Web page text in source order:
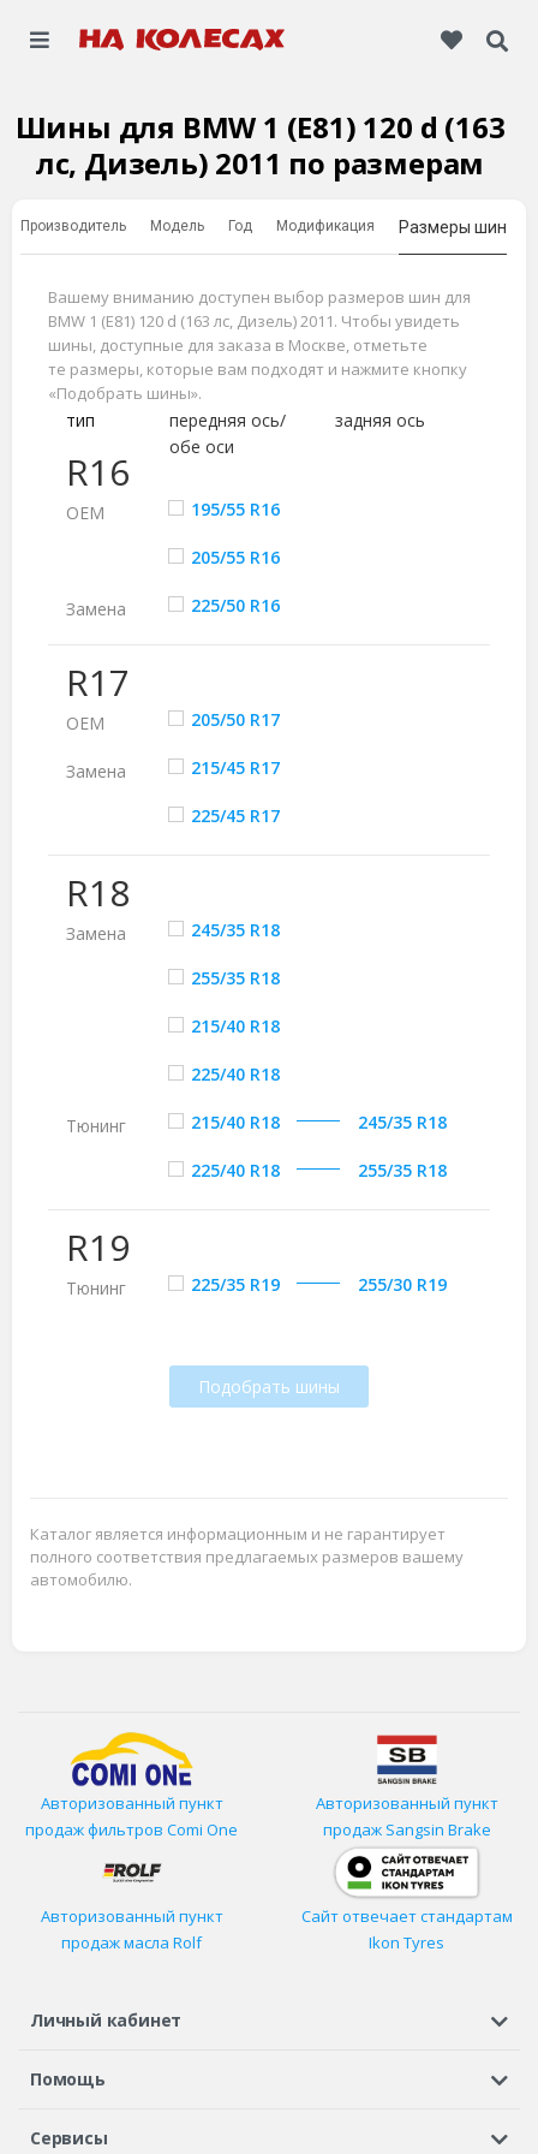
Шины для BMW 1 (E81) 120 d (163
лс, Дизель) 2011 по размерам
Производитель Модель Год Модификация Размеры шин
Вашему вниманию доступен выбор размеров шин для
BMW 1 (E81) 120 d (163 лс, Дизель) 2011. Чтобы увидеть
шины, доступные для заказа в Москве, отметьте
те размеры, которые вам подходят и нажмите кнопку
«Подобрать шины».
R16
тип
передняя ось/
обе оси
задняя ось
ОЕМ 195/55 R16
205/55 R16
Замена 225/50 R16
R17
ОЕМ 205/50 R17
Замена 215/45 R17
225/45 R17
R18
Замена 245/35 R18
255/35 R18
215/40 R18
225/40 R18
Тюнинг 215/40 R18 245/35 R18
225/40 R18 255/35 R18
R19
Тюнинг 225/35 R19 255/30 R19
Подобрать шины
Каталог является информационным и не гарантирует
полного соответствия предлагаемых размеров вашему
автомобилю.
Авторизованный пункт
продаж фильтров Comi One
Авторизованный пункт
продаж Sangsin Brake
Авторизованный пункт
продаж масла Rolf
Сайт отвечает стандартам
Ikon Tyres
Личный кабинет
Регистрация или вход
Помощь
Шины в кредит
Сервисы